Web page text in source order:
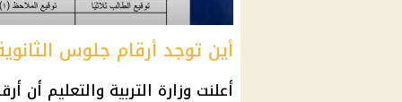
أين توجد أرقام جلوس الثانوية